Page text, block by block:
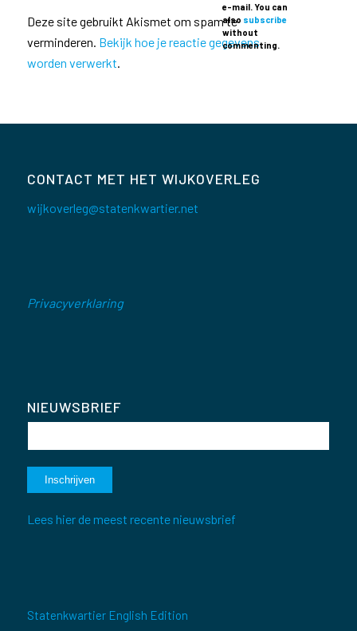
e-mail. You can
also subscribe
without
commenting.
Deze site gebruikt Akismet om spam te
verminderen. Bekijk hoe je reactie gegevens
worden verwerkt
CONTACT MET HET WIJKOVERLEG
wijkoverleg@statenkwartier.net
Privacyverklaring
NIEUWSBRIEF
Lees hier de meest recente nieuwsbrief
Statenkwartier English Edition